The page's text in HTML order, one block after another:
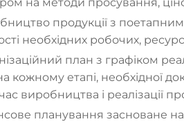
продукції з
необхідних робочих,
план з графіком
кожному етапі, необхідної
виробництва і реалізації
планування засноване на